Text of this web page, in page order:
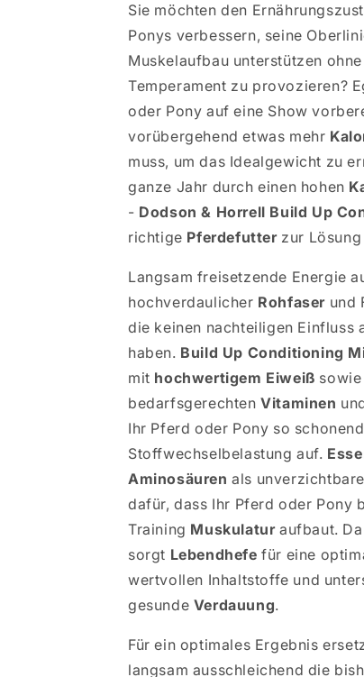
Sie möchten den
Ponys verbessern, seine
Muskelaufbau unterstützen
Temperament zu provozieren?
oder Pony auf eine Show
vorübergehend etwas mehr
muss, um das Idealgewicht zu
ganze Jahr durch einen hohen
- Dodson & Horrell Build Up
richtige Pferdefutter zur
Langsam freisetzende Energie
hochverdaulicher Rohfaser und
die keinen nachteiligen Einfluss
haben. Build Up Conditioning
mit hochwertigem Eiweiß
bedarfsgerechten Vitaminen
Ihr Pferd oder Pony so
Stoffwechselbelastung auf.
Aminosäuren als
dafür, dass Ihr Pferd oder Pony
Training Muskulatur aufbaut.
sorgt Lebendhefe für eine
wertvollen Inhaltstoffe und
gesunde Verdauung.
Für ein optimales Ergebnis
langsam ausschleichend die